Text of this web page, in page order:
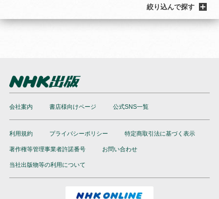
絞り込んで探す
会社案内 書店様向けページ 公式SNS一覧
利用規約 プライバシーポリシー 特定商取引法に基づく表示
著作権等管理事業者許諾番号 お問い合わせ
当社出版物等の利用について